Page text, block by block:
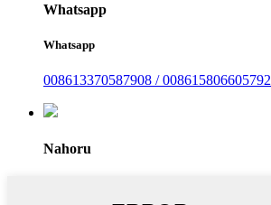
Whatsapp
Whatsapp
008613370587908 / 008615806605792
Nahoru